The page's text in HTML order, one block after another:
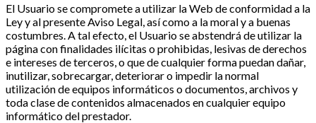
El Usuario se compromete a utilizar la Web de conformidad a la
Ley y al presente Aviso Legal, así como a la moral y a buenas
costumbres. A tal efecto, el Usuario se abstendrá de utilizar la
página con finalidades ilícitas o prohibidas, lesivas de derechos
e intereses de terceros, o que de cualquier forma puedan dañar,
inutilizar, sobrecargar, deteriorar o impedir la normal
utilización de equipos informáticos o documentos, archivos y
toda clase de contenidos almacenados en cualquier equipo
informático del prestador.